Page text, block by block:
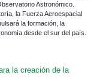
Astronómico.
la Fuerza Aeroespacial
la formación, la
desde el sur del país.
la creación de la